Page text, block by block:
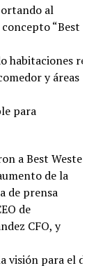
al
“Best
y áreas
para
a Best
de la
de prensa
de
CFO, y
visión para el